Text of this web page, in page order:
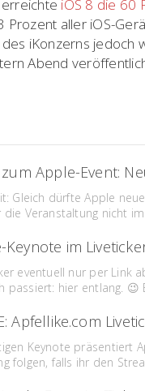
iOS 8 die 60
Prozent aller iOS-
iKonzerns jedoch
Abend
zum Apple-Event:
Gleich dürfte Apple
die Veranstaltung nicht
Keynote im
eventuell nur per Link
passiert: hier entlang. 😉
Apfellike.com
Keynote präsentiert
folgen, falls ihr den